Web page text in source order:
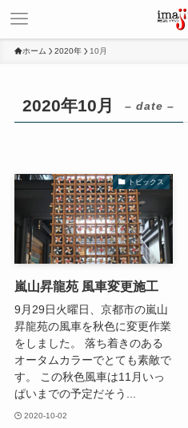
ホーム 2020年 10月
2020年10月 – date –
トピックス
嵐山昇龍苑 風車変更施工
9月29日火曜日、京都市の嵐山
昇龍苑の風車を秋色に変更作業
をしました。 落ち着きのある
オータムカラーでとても素敵で
す。 この秋色風車は11月いっ
ぱいまでの予定だそう...
2020-10-02